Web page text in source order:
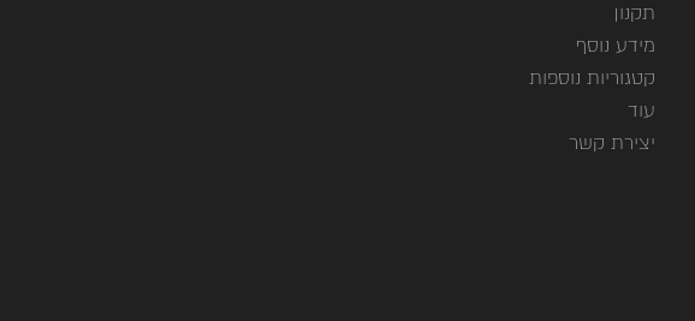
תקנון
מידע נוסף
קטגוריות נוספות
עוד
יצירת קשר